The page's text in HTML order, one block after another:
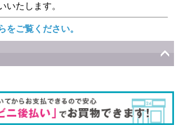
いたします。
をご覧ください。